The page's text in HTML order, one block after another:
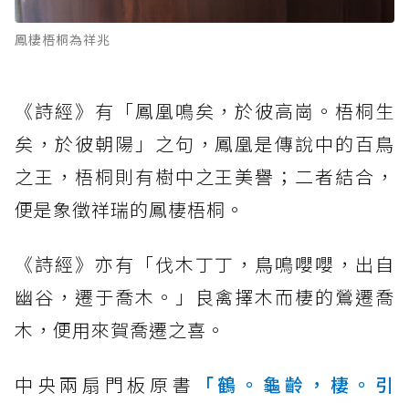
鳳棲梧桐為祥兆
《詩經》有「鳳凰鳴矣，於彼高崗。梧桐生
矣，於彼朝陽」之句，鳳凰是傳說中的百鳥
之王，梧桐則有樹中之王美譽；二者結合，
便是象徵祥瑞的鳳棲梧桐。
《詩經》亦有「伐木丁丁，鳥鳴嚶嚶，出自
幽谷，遷于喬木。」良禽擇木而棲的鶯遷喬
木，便用來賀喬遷之喜。
中央兩扇門板原書
「鶴。龜齡，棲。引